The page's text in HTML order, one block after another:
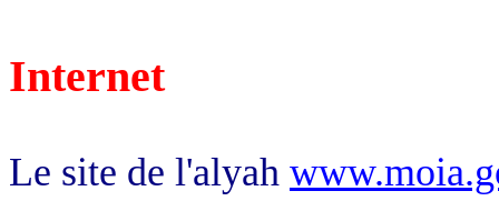
Internet
Le site de l'alyah